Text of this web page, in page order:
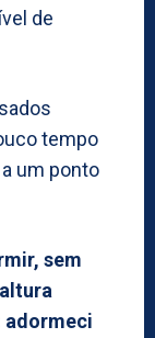
de
tempo
um ponto
sem
adormeci